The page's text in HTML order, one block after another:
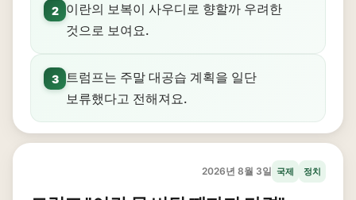
2
이란의 보복이 사우디로 향할까 우려한
것으로 보여요.
3
트럼프는 주말 대공습 계획을 일단
보류했다고 전해져요.
2026년 8월 3일 국제 정치